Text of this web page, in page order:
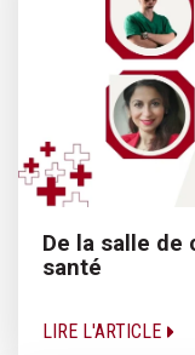
De la salle de
santé
LIRE L'ARTICLE